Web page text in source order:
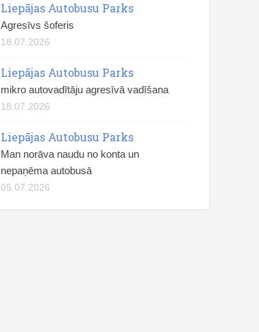
Liepājas Autobusu Parks
Agresīvs šoferis
18.07.2026
Liepājas Autobusu Parks
mikro autovadītāju agresīvā vadīšana
18.07.2026
Liepājas Autobusu Parks
Man norāva naudu no konta un
nepaņēma autobusā
05.07.2026